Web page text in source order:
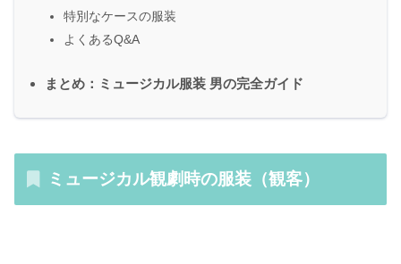
特別なケースの服装
よくあるQ&A
まとめ：ミュージカル服装 男の完全ガイド
ミュージカル観劇時の服装（観客）